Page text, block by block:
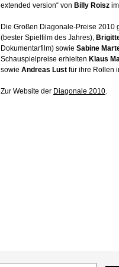
extended version“ von Billy Roisz
Die Großen Diagonale-Preise 2010
(bester Spielfilm des Jahres),
Dokumentarfilm) sowie Sabine
Schauspielpreise erhielten Klaus
sowie Andreas Lust für ihre Rollen
Zur Website der Diagonale 2010.